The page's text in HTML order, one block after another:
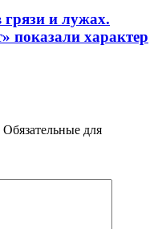
и лужах.
показали характер
для